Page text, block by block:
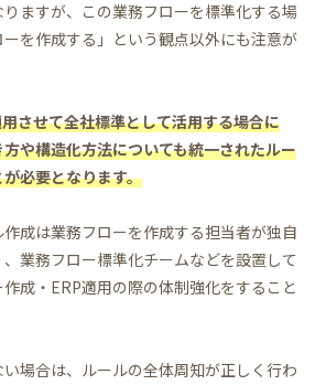
ますが、この業務フローを標準化する場
を作成する」という観点以外にも注意が
させて全社標準として活用する場合に
や構造化方法についても統一されたルー
必要となります。
成は業務フローを作成する担当者が独自
業務フロー標準化チームなどを設置して
成・ERP適用の際の体制強化をすること
場合は、ルールの全体周知が正しく行わ